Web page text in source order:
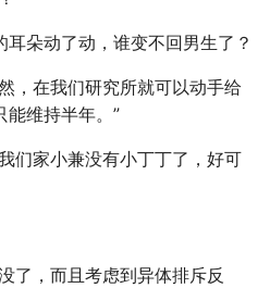
朵动了动，谁变不回男生了？
，在我们研究所就可以动手给
能维持半年。”
们家小兼没有小丁丁了，好可
了，而且考虑到异体排斥反